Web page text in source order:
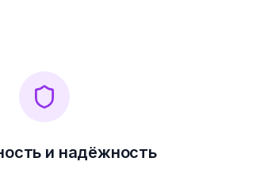
и надёжность